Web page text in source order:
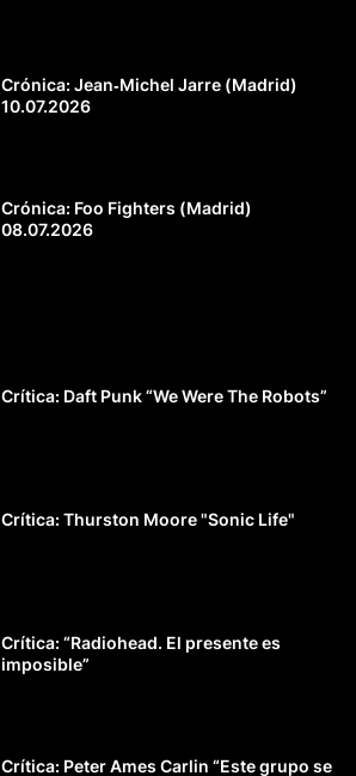
Crónica: Jean‐Michel Jarre (Madrid)
10.07.2026
Crónica: Foo Fighters (Madrid)
08.07.2026
Crítica: Daft Punk “We Were The Robots”
Crítica: Thurston Moore "Sonic Life"
Crítica: “Radiohead. El presente es
imposible”
Crítica: Peter Ames Carlin “Este grupo se